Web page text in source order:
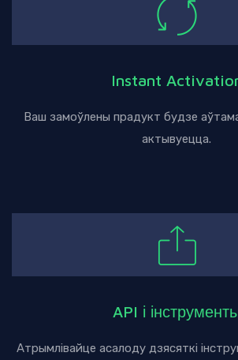
Instant
Ваш замоўлены прадукт будзе
актывуецца.
API і
Атрымлівайце асалоду дзясяткі